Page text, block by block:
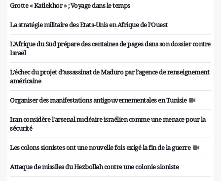
Grotte « Katlekhor » ; Voyage dans le temps
La stratégie militaire des Etats-Unis en Afrique de l’Ouest
L'Afrique du Sud prépare des centaines de pages dans son dossier contre
Israël
L’échec du projet d’assassinat de Maduro par l’agence de renseignement
américaine
Organiser des manifestations antigouvernementales en Tunisie
Iran considère l'arsenal nucléaire israélien comme une menace pour la
sécurité
Les colons sionistes ont une nouvelle fois exigé la fin de la guerre
Attaque de missiles du Hezbollah contre une colonie sioniste